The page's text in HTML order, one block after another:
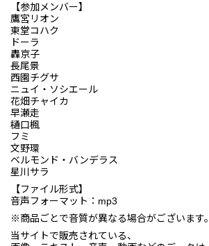
【参加メンバー】
鷹宮リオン
東堂コハク
ドーラ
轟京子
長尾景
西園チグサ
ニュイ・ソシエール
花畑チャイカ
早瀬走
樋口楓
フミ
文野環
ベルモンド・バンデラス
星川サラ
【ファイル形式】
音声フォーマット：mp3
※商品ごとで音質が異なる場合がございます。
当サイトで販売されている、